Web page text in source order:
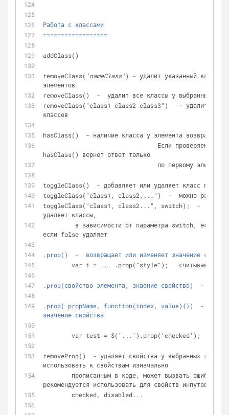
Работа с классами
==================
addClass()
removeClass( 'nameClass') - удалит указанный класс
элементов
removeClass()  -  удалит все классы у выбранных
removeClass("class1 class2 class3")   - удалит
классов
hasClass()  - наличие класса у элемента
hasClass() вернет ответ только
по первому
toggleClass()  - добавляет или удаляет класс по
toggleClass("class1, class2,...")  -  можно работать
toggleClass("class1, class2...", switch);  -  только
удаляет классы,
если false удаляет
.prop()  -  возвращает или изменяет значение свойств
var i = ... .prop("style");   считываем
.prop(свойство элемента, знаение свойства)  -
.prop( propName, function(index, value){})  -
значение свойства
var test = $('...').prop('checked');  -
removeProp()  - удаляет свойства у выбранных
использовать к свойствам изначально
рекомендуется использовать для свойств инпутов:
	checked, disabled...